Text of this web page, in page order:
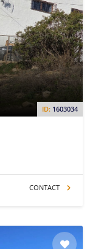
ID: 1603034
CONTACT